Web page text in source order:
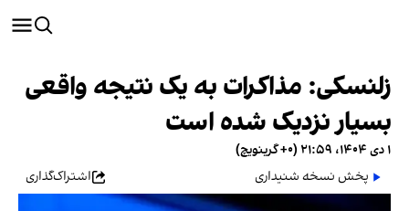
زلنسکی: مذاکرات به یک نتیجه واقعی
بسیار نزدیک شده است
۱ دی ۱۴۰۴، ۲۱:۵۹ (‎+۰ گرینویچ)
پخش نسخه شنیداری
اشتراک‌گذاری